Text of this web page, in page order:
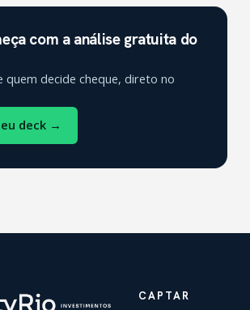
com a análise gratuita do
quem decide cheque, direto no
deck →
CAPTAR